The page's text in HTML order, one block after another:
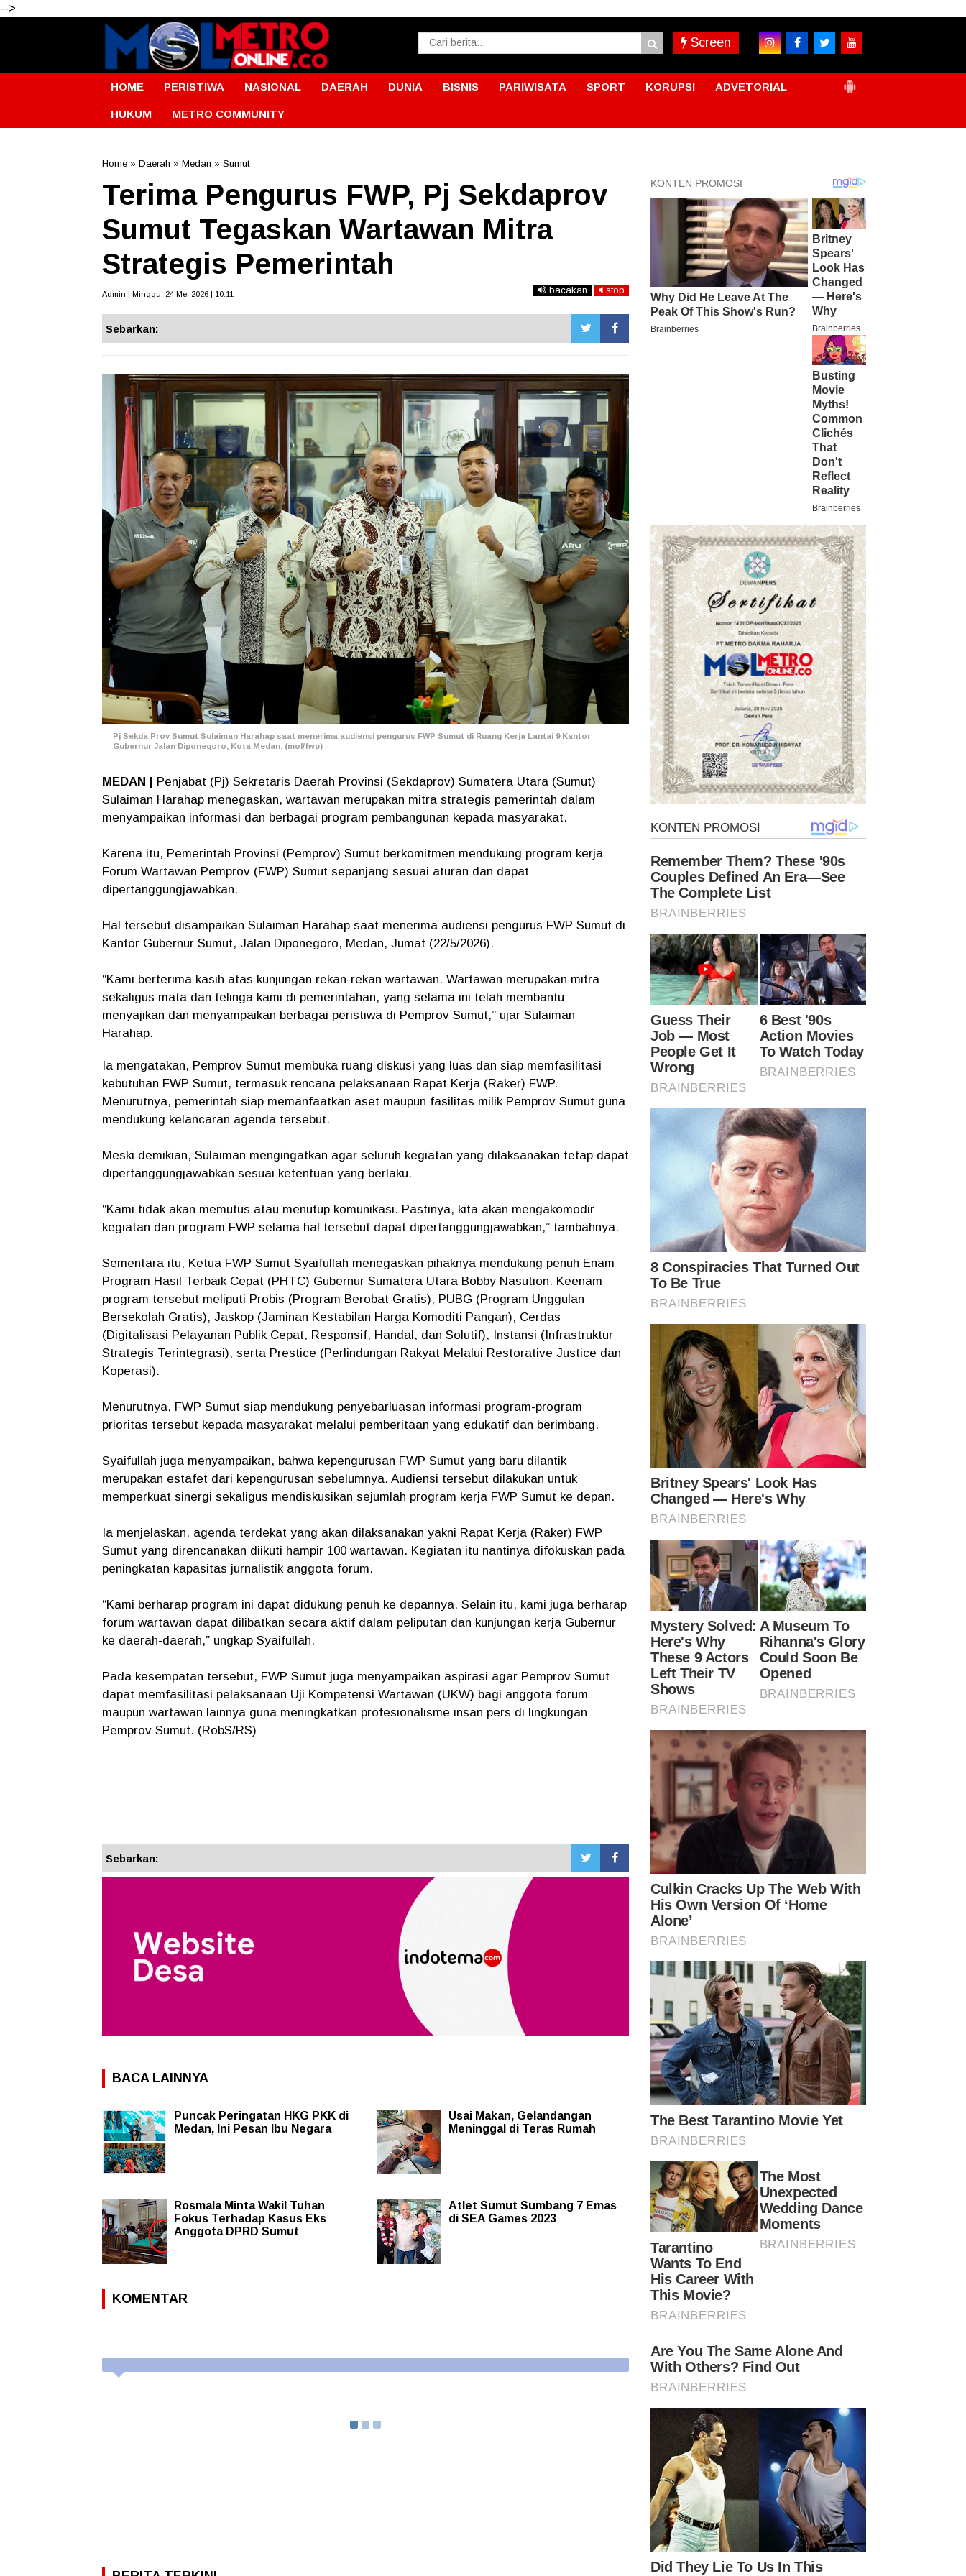
-->
Screen
HOME PERISTIWA NASIONAL DAERAH DUNIA BISNIS PARIWISATA SPORT KORUPSI ADVETORIAL
HUKUM METRO COMMUNITY
Home » Daerah » Medan » Sumut
Terima Pengurus FWP, Pj Sekdaprov
Sumut Tegaskan Wartawan Mitra
Strategis Pemerintah
Admin | Minggu, 24 Mei 2026 | 10:11 bacakan stop
Sebarkan:
Pj Sekda Prov Sumut Sulaiman Harahap saat menerima audiensi pengurus FWP Sumut di Ruang Kerja Lantai 9 Kantor
Gubernur Jalan Diponegoro, Kota Medan. (mol/fwp)
MEDAN |
Penjabat (Pj) Sekretaris Daerah Provinsi (Sekdaprov) Sumatera Utara (Sumut)
Sulaiman Harahap menegaskan, wartawan merupakan mitra strategis pemerintah dalam
menyampaikan informasi dan berbagai program pembangunan kepada masyarakat.
Karena itu, Pemerintah Provinsi (Pemprov) Sumut berkomitmen mendukung program kerja
Forum Wartawan Pemprov (FWP) Sumut sepanjang sesuai aturan dan dapat
dipertanggungjawabkan.
Hal tersebut disampaikan Sulaiman Harahap saat menerima audiensi pengurus FWP Sumut di
Kantor Gubernur Sumut, Jalan Diponegoro, Medan, Jumat (22/5/2026).
“Kami berterima kasih atas kunjungan rekan-rekan wartawan. Wartawan merupakan mitra
sekaligus mata dan telinga kami di pemerintahan, yang selama ini telah membantu
menyajikan dan menyampaikan berbagai peristiwa di Pemprov Sumut,” ujar Sulaiman
Harahap.
Ia mengatakan, Pemprov Sumut membuka ruang diskusi yang luas dan siap memfasilitasi
kebutuhan FWP Sumut, termasuk rencana pelaksanaan Rapat Kerja (Raker) FWP.
Menurutnya, pemerintah siap memanfaatkan aset maupun fasilitas milik Pemprov Sumut guna
mendukung kelancaran agenda tersebut.
Meski demikian, Sulaiman mengingatkan agar seluruh kegiatan yang dilaksanakan tetap dapat
dipertanggungjawabkan sesuai ketentuan yang berlaku.
“Kami tidak akan memutus atau menutup komunikasi. Pastinya, kita akan mengakomodir
kegiatan dan program FWP selama hal tersebut dapat dipertanggungjawabkan,” tambahnya.
Sementara itu, Ketua FWP Sumut Syaifullah menegaskan pihaknya mendukung penuh Enam
Program Hasil Terbaik Cepat (PHTC) Gubernur Sumatera Utara Bobby Nasution. Keenam
program tersebut meliputi Probis (Program Berobat Gratis), PUBG (Program Unggulan
Bersekolah Gratis), Jaskop (Jaminan Kestabilan Harga Komoditi Pangan), Cerdas
(Digitalisasi Pelayanan Publik Cepat, Responsif, Handal, dan Solutif), Instansi (Infrastruktur
Strategis Terintegrasi), serta Prestice (Perlindungan Rakyat Melalui Restorative Justice dan
Koperasi).
Menurutnya, FWP Sumut siap mendukung penyebarluasan informasi program-program
prioritas tersebut kepada masyarakat melalui pemberitaan yang edukatif dan berimbang.
Syaifullah juga menyampaikan, bahwa kepengurusan FWP Sumut yang baru dilantik
merupakan estafet dari kepengurusan sebelumnya. Audiensi tersebut dilakukan untuk
memperkuat sinergi sekaligus mendiskusikan sejumlah program kerja FWP Sumut ke depan.
Ia menjelaskan, agenda terdekat yang akan dilaksanakan yakni Rapat Kerja (Raker) FWP
Sumut yang direncanakan diikuti hampir 100 wartawan. Kegiatan itu nantinya difokuskan pada
peningkatan kapasitas jurnalistik anggota forum.
“Kami berharap program ini dapat didukung penuh ke depannya. Selain itu, kami juga berharap
forum wartawan dapat dilibatkan secara aktif dalam peliputan dan kunjungan kerja Gubernur
ke daerah-daerah,” ungkap Syaifullah.
Pada kesempatan tersebut, FWP Sumut juga menyampaikan aspirasi agar Pemprov Sumut
dapat memfasilitasi pelaksanaan Uji Kompetensi Wartawan (UKW) bagi anggota forum
maupun wartawan lainnya guna meningkatkan profesionalisme insan pers di lingkungan
Pemprov Sumut. (RobS/RS)
Sebarkan:
BACA LAINNYA
Puncak Peringatan HKG PKK di
Medan, Ini Pesan Ibu Negara
Usai Makan, Gelandangan
Meninggal di Teras Rumah
Rosmala Minta Wakil Tuhan
Fokus Terhadap Kasus Eks
Anggota DPRD Sumut
Atlet Sumut Sumbang 7 Emas
di SEA Games 2023
KOMENTAR